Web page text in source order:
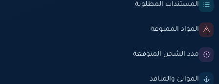
المستندات المطلوبة
المواد الممنوعة
مدد الشحن المتوقعة
الموانئ والمنافذ